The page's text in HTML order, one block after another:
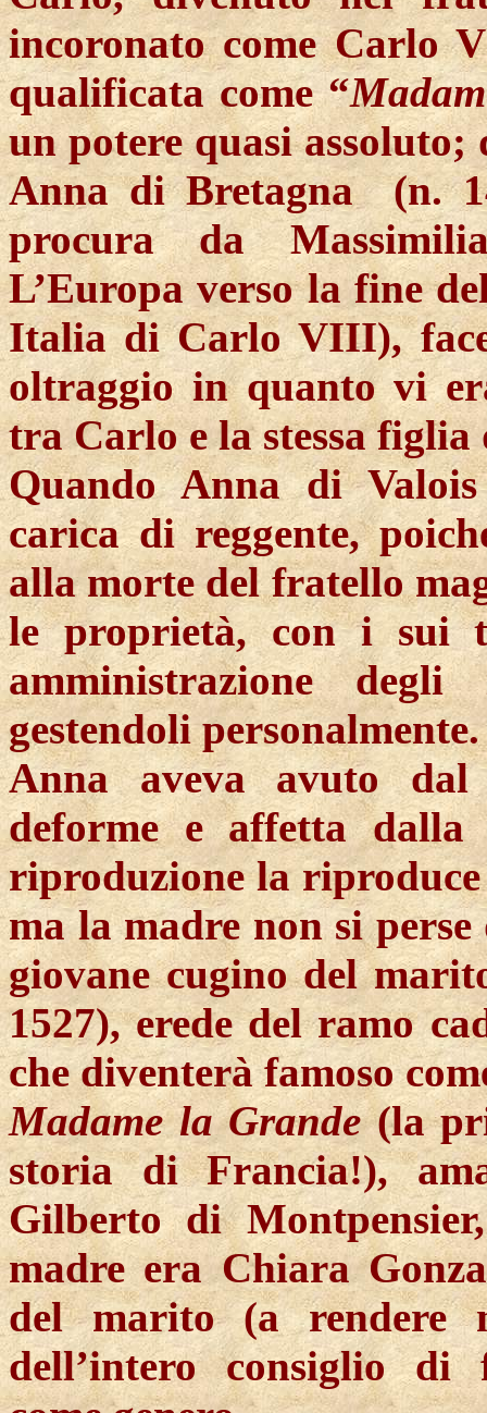
incoronato come Carlo
qualificata come “
un potere quasi
Anna di Bretagna
(n.
procura da
L’Europa verso la fine
Italia di Carlo VIII),
oltraggio in quanto vi
tra Carlo e la stessa
Quando Anna di
carica di reggente,
alla morte del fratello
le proprietà, con isui
amministrazione
gestendoli personalmente.
Anna aveva avuto
deforme e affetta dalla
riproduzione la
ma la madre non si perse
giovane cugino del
1527), erede del ramo
che diventerà famoso
Madamela Grande (la
storia di Francia!),
Gilberto di
madre era Chiara
del marito (a rendere
dell’intero consiglio di